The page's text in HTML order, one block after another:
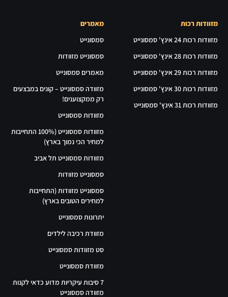
מזוודות רכות
מזוודות רכות 24 אינץ' סמסונייט
מזוודות רכות 28 אינץ' סמסונייט
מזוודות רכות 29 אינץ' סמסונייט
מזוודות רכות 30 אינץ' סמסונייט
מזוודות רכות 31 אינץ' סמסונייט
מאמרים
סמסונייט
סמסונייט מזוודות
מאמרים סמסונייט
מזוודה סמסונייט – קונים במבצעים
רק ממקצוענים!
מזוודות סמסונייט
מזוודות סמסונייט (100% התחייבות
למחיר הכי נמוך בארץ)
מזוודות סמסונייט תל אביב
סמסונייט מזוודות
סמסונייט מזוודות (התחייבות
למחירים הטובים בארץ)
יתרונות סמסונייט
מזוודת רכיבה לילדים
סט מזוודות סמסונייט
מזוודת סמסונייט
7 סיבות עיקריות מדוע כדאי לקנות
מזוודה סמסונייט